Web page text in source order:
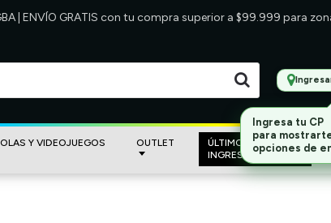
| ENVÍO GRATIS con tu compra superior a $99.999 para
Y VIDEOJUEGOS OUTLET
ÚLTIMOS
INGRESOS
Ingresa tu CP
para
opciones de